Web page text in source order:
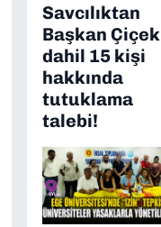
Savcılıktan
Başkan Çiçek
dahil 15 kişi
hakkında
tutuklama
talebi!